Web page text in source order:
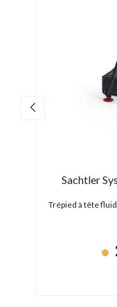
Sachtler
Trépied à tête